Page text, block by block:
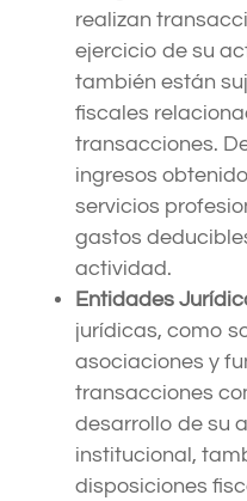
realizan
ejercicio de su
también están
fiscales
transacciones.
ingresos
servicios
gastos
actividad.
Entidades
jurídicas, como
asociaciones y
transacciones
desarrollo de su
institucional,
disposiciones